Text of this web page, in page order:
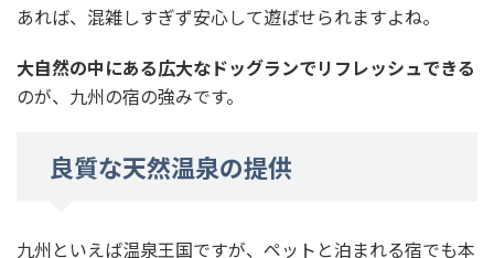
あれば、混雑しすぎず安心して遊ばせられますよね。
大自然の中にある広大なドッグランでリフレッシュできる
のが、九州の宿の強みです。
良質な天然温泉の提供
九州といえば温泉王国ですが、ペットと泊まれる宿でも本